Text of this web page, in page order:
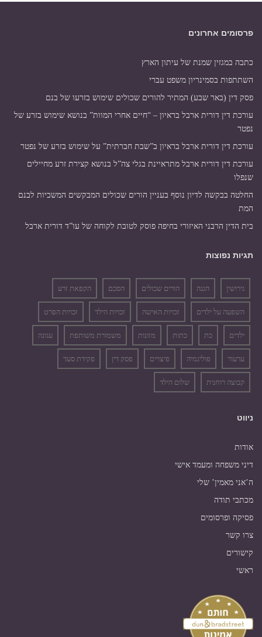
פרסומים אחרונים
כתבה במגזין שמנת של עיתון הארץ
השתתפות בסמינריון משפט עברי
פסק דין (באר שבע) המתיר להורים שכולים שימוש בזרעו של בנם
עורכת דין דורית ארבל בראיון – “חיים אחרי המוות” בנושא שימוש בזרע של
נפטר
עורכת דין דורית ארבל בראיון ב”שבת חברתית” על שימוש בזרע של נפטר
עורכת דין דורית ארבל מתראיינת בגלי צה”ל בנושא קצירת זרע מחיילים
שנפלו
החלטה בבקשה לדיון נוסף בעניין הורים שכולים המבקשים המשכיות לבנם
המת
בית הדין הרבני האיזורי בחיפה פוסק לטובת לקוחה של עו”ד דורית ארבל
תגיות נפוצות
גירושין הגנה הורים שכולים הסכם הקפאת זרע
השפעה על ילדים זכויות האישה זכויות הילד זכויות הפרט
ילדים כת כתות מזונות משמורת משותפת עגונה
ערעור פוליגמיה פיצויים פסק דין פקידת סעד
קבוצה רוחנית שלום הילד
ניווט
אודות
דיני משפחה ומעמד אישי
ה’אני מאמין’ שלי
מכתבי תודה
פסיקה ופרסומים
צרו קשר
קישורים
ראשי